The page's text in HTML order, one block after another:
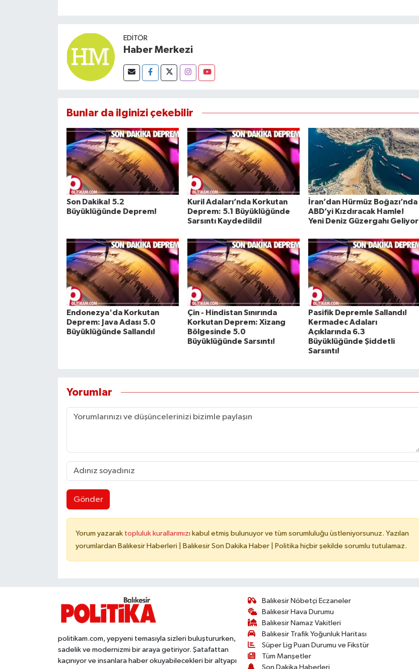
EDITÖR
Haber Merkezi
Bunlar da ilginizi çekebilir
Son Dakika! 5.2
Büyüklüğünde Deprem!
Kuril Adaları’nda Korkutan
Deprem: 5.1 Büyüklüğünde
Sarsıntı Kaydedildi!
İran’dan Hürmüz Boğazı’nda
ABD’yi Kızdıracak Hamle!
Yeni Deniz Güzergahı Geliyor
Endonezya'da Korkutan
Deprem: Java Adası 5.0
Büyüklüğünde Sallandı!
Çin - Hindistan Sınırında
Korkutan Deprem: Xizang
Bölgesinde 5.0
Büyüklüğünde Sarsıntı!
Pasifik Depremle Sallandı!
Kermadec Adaları
Açıklarında 6.3
Büyüklüğünde Şiddetli
Sarsıntı!
Yorumlar
Gönder
Yorum yazarak topluluk kurallarımızı kabul etmiş bulunuyor ve tüm sorumluluğu üstleniyorsunuz. Yazılan
yorumlardan Balıkesir Haberleri | Balıkesir Son Dakika Haber | Politika hiçbir şekilde sorumlu tutulamaz.
politikam.com, yepyeni temasıyla sizleri buluştururken,
sadelik ve modernizmi bir araya getiriyor. Şatafattan
kaçınıyor ve insanlara haber okuyabilecekleri bir altyapı
Balıkesir Nöbetçi Eczaneler
Balıkesir Hava Durumu
Balıkesir Namaz Vakitleri
Balıkesir Trafik Yoğunluk Haritası
Süper Lig Puan Durumu ve Fikstür
Tüm Manşetler
Son Dakika Haberleri